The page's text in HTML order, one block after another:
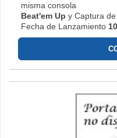
misma consola
Beat'em Up y Captura
Fecha de Lanzamiento